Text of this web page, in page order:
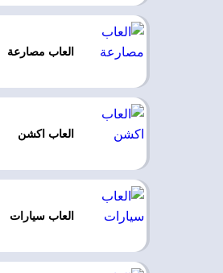
العاب مصارعة
العاب اكشن
العاب سيارات